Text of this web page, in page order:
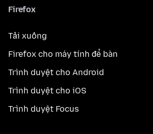
Firefox
Tải xuống
Firefox cho máy tính để bàn
Trình duyệt cho Android
Trình duyệt cho iOS
Trình duyệt Focus